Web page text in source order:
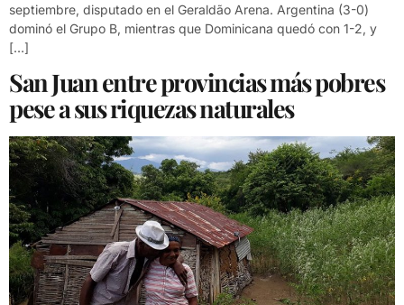
septiembre, disputado en el Geraldão Arena. Argentina (3-0)
dominó el Grupo B, mientras que Dominicana quedó con 1-2, y
[…]
San Juan entre provincias más pobres
pese a sus riquezas naturales